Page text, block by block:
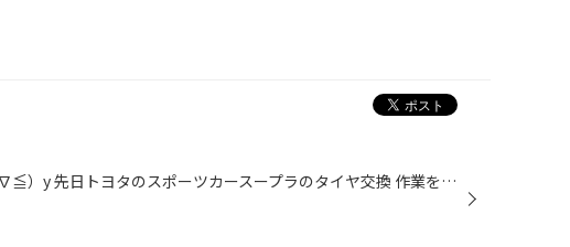
みなさまこんちは（≧∇≦）y 先日トヨタのスポーツカースープラのタイヤ交換 作業を行いました！！ タイヤはブリヂストンスポーツタイヤポテンザRE-71RS を装着(*^▽^*) ポテンザRE-71RS ポテンザRE-71RSは走りを楽しむユーザーに大人気のタイヤです^o^ サーキット＆峠を楽しむお客様におすすめです♪ ...